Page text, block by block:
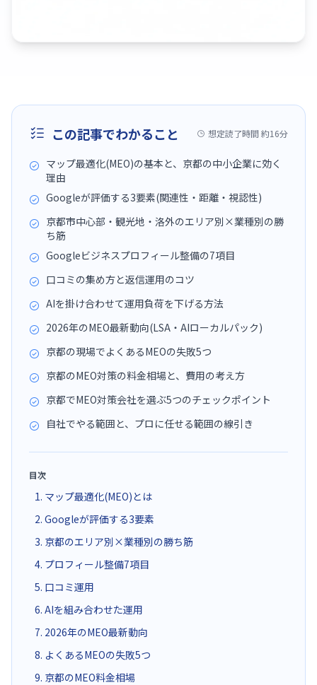
この記事でわかること 想定読了時間 約16分
マップ最適化(MEO)の基本と、京都の中小企業に効く
理由
Googleが評価する3要素(関連性・距離・視認性)
京都市中心部・観光地・洛外のエリア別×業種別の勝
ち筋
Googleビジネスプロフィール整備の7項目
口コミの集め方と返信運用のコツ
AIを掛け合わせて運用負荷を下げる方法
2026年のMEO最新動向(LSA・AIローカルパック)
京都の現場でよくあるMEOの失敗5つ
京都のMEO対策の料金相場と、費用の考え方
京都でMEO対策会社を選ぶ5つのチェックポイント
自社でやる範囲と、プロに任せる範囲の線引き
目次
1. マップ最適化(MEO)とは
2. Googleが評価する3要素
3. 京都のエリア別×業種別の勝ち筋
4. プロフィール整備7項目
5. 口コミ運用
6. AIを組み合わせた運用
7. 2026年のMEO最新動向
8. よくあるMEOの失敗5つ
9. 京都のMEO料金相場